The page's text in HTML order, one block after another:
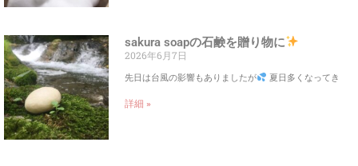
sakura soapの石鹸を贈り物に
2026年6月7日
先日は台風の影響もありましたが 夏日多くなってき
詳細 »